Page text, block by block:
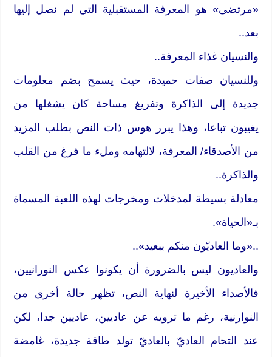
«مرتضى» هو المعرفة المستقبلية التي لم نصل إليها
بعد..
والنسيان غذاء المعرفة..
وللنسيان صفات حميدة، حيث يسمح بضم معلومات
جديدة إلى الذاكرة وتفريغ مساحة كان يشغلها من
يغيبون تباعا، وهذا يبرر هوس ذات النص بطلب المزيد
من الأصدقاء/ المعرفة، لالتهامه وملء ما فرغ من القلب
والذاكرة..
معادلة بسيطة لمدخلات ومخرجات لهذه اللعبة المسماة
بـ«الحياة».
..«وما العاديّون منكم ببعيد»..
والعاديون ليس بالضرورة أن يكونوا عكس النورانيين،
فالأصداء الأخيرة لنهاية النص، تظهر حالة أخرى من
النوارنية، رغم ما ترويه عن عاديين، عاديين جدا، لكن
عند التحام العاديّ بالعاديّ تولد طاقة جديدة، غامضة